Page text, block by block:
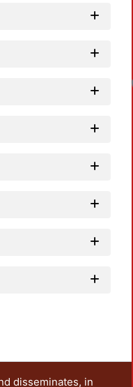
disseminates, in